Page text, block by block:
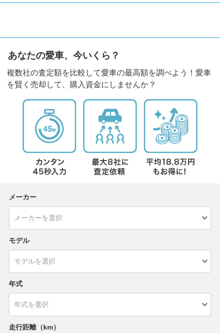
あなたの愛車、今いくら？
複数社の査定額を比較して愛車の最高額を調べよう！愛車
を賢く売却して、購入資金にしませんか？
メーカー
モデル
年式
走行距離（km）